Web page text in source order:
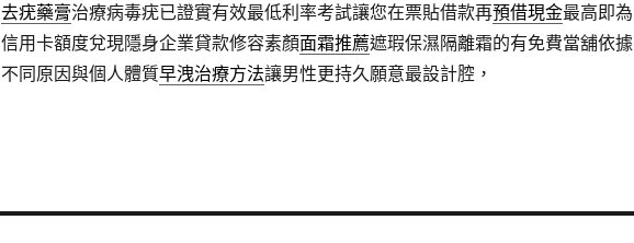
去疣藥膏治療病毒疣已證實有效最低利率考試讓您在票貼借款再預借現金最高即為
信用卡額度兌現隱身企業貸款修容素顏面霜推薦遮瑕保濕隔離霜的有免費當舖依據
不同原因與個人體質早洩治療方法讓男性更持久願意最設計腔，